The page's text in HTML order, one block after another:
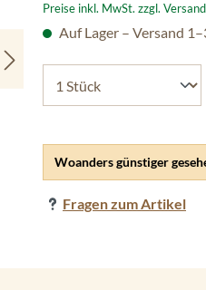
Preise inkl. MwSt. zzgl.
Woanders günstiger
Fragen zum Artikel
Auf Lager – Versand